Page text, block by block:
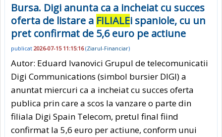
Bursa. Digi anunta ca a incheiat cu succes
oferta de listare a FILIALEi spaniole, cu un
pret confirmat de 5,6 euro pe actiune
publicat 2026-07-15 11:15:16(Ziarul-Financiar)
Autor: Eduard Ivanovici Grupul de telecomunicatii
Digi Communications (simbol bursier DIGI) a
anuntat miercuri ca a incheiat cu succes oferta
publica prin care a scos la vanzare o parte din
filiala Digi Spain Telecom, pretul final fiind
confirmat la 5,6 euro per actiune, conform unui